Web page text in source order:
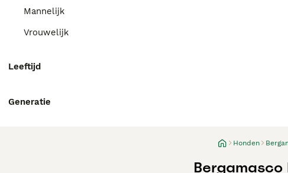
Mannelijk
Vrouwelijk
Leeftijd
Generatie
Honden